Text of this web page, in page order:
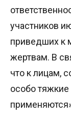
участников
приведших к
жертвам. В
что к лицам,
особо тяжкие